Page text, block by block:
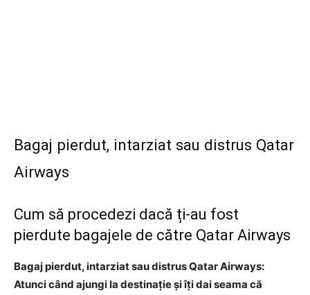
Bagaj pierdut, intarziat sau distrus Qatar
Airways
Cum să procedezi dacă ți-au fost
pierdute bagajele de către Qatar Airways
Bagaj pierdut, intarziat sau distrus Qatar Airways:
Atunci când ajungi la destinație și îți dai seama că